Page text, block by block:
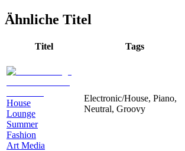
Ähnliche Titel
Titel Tags
House
Lounge
Summer
Fashion
Art Media
Electronic/House, Piano,
Neutral, Groovy